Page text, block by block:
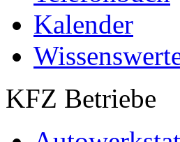
Kalender
KFZ Betriebe